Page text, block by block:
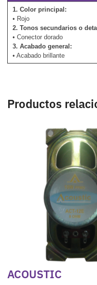
1. Color principal:
• Rojo
2. Tonos secundarios o
• Conector dorado
3. Acabado general:
• Acabado brillante
Productos
ACOUSTIC